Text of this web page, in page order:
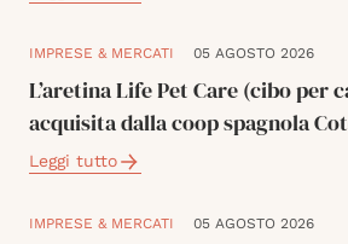
IMPRESE & MERCATI 05 AGOSTO 2026
L’aretina Life Pet Care (cibo per
acquisita dalla coop spagnola
Leggi tutto
IMPRESE & MERCATI 05 AGOSTO 2026